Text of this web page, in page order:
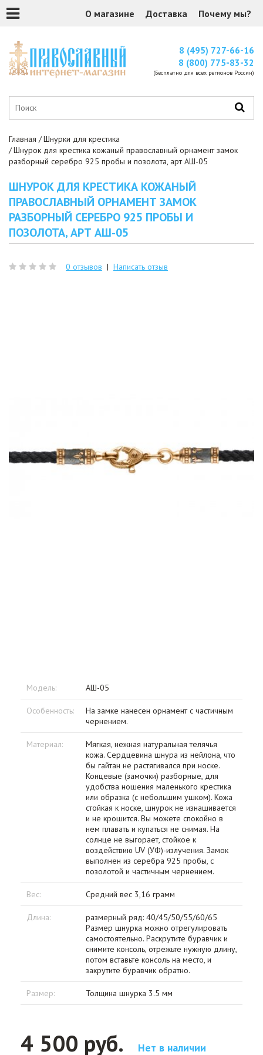
О магазине Доставка Почему мы?
8 (495) 727-66-16
8 (800) 775-83-32
(Бесплатно для всех регионов России)
Главная
Шнурки для крестика
Шнурок для крестика кожаный православный орнамент замок
разборный серебро 925 пробы и позолота, арт АШ-05
ШНУРОК ДЛЯ КРЕСТИКА КОЖАНЫЙ
ПРАВОСЛАВНЫЙ ОРНАМЕНТ ЗАМОК
РАЗБОРНЫЙ СЕРЕБРО 925 ПРОБЫ И
ПОЗОЛОТА, АРТ АШ-05
0 отзывов | Написать отзыв
Модель: АШ-05
Особенность:
На замке нанесен орнамент с частичным
чернением.
Материал:
Мягкая, нежная натуральная телячья
кожа. Сердцевина шнура из нейлона, что
бы гайтан не растягивался при носке.
Концевые (замочки) разборные, для
удобства ношения маленького крестика
или образка (с небольшим ушком). Кожа
стойкая к носке, шнурок не изнашивается
и не крошится. Вы можете спокойно в
нем плавать и купаться не снимая. На
солнце не выгорает, стойкое к
воздействию UV (УФ)-излучения. Замок
выполнен из серебра 925 пробы, с
позолотой и частичным чернением.
Вес: Средний вес 3,16 грамм
Длина:
размерный ряд: 40/45/50/55/60/65
Размер шнурка можно отрегулировать
самостоятельно. Раскрутите буравчик и
снимите консоль, отрежьте нужную длину,
потом вставьте консоль на место, и
закрутите буравчик обратно.
Размер: Толщина шнурка 3.5 мм
4 500 руб. Нет в наличии